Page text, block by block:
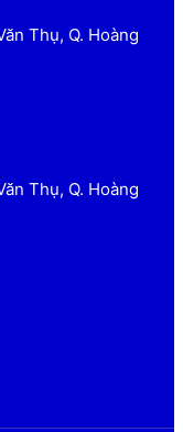
Thụ, Q. Hoàng
Thụ, Q. Hoàng